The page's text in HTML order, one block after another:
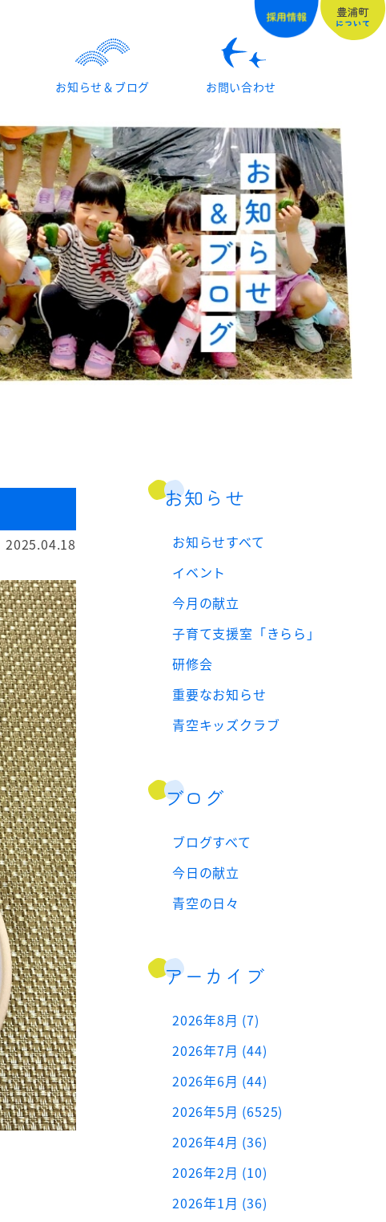
お知らせ＆ブログ お問い合わせ
2025.04.18
お知らせ
お知らせすべて
イベント
今月の献立
子育て支援室「きらら」
研修会
重要なお知らせ
青空キッズクラブ
ブログ
ブログすべて
今日の献立
青空の日々
アーカイブ
2026年8月 (7)
2026年7月 (44)
2026年6月 (44)
2026年5月 (6525)
2026年4月 (36)
2026年2月 (10)
2026年1月 (36)